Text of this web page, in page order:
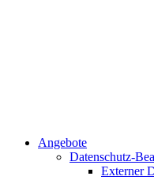
Angebote
Datenschutz-
Externer